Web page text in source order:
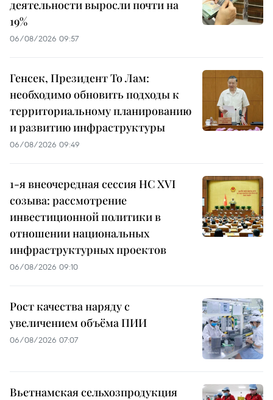
деятельности выросли почти на
19%
06/08/2026 09:57
Генсек, Президент То Лам:
необходимо обновить подходы к
территориальному планированию
и развитию инфраструктуры
06/08/2026 09:49
1-я внеочередная сессия НС XVI
созыва: рассмотрение
инвестиционной политики в
отношении национальных
инфраструктурных проектов
06/08/2026 09:10
Рост качества наряду с
увеличением объёма ПИИ
06/08/2026 07:07
Вьетнамская сельхозпродукция